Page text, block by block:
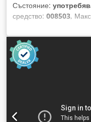
Състояние:
средство: 008503,
mm Максимална
Hcd Ee Aa Tskr
диск: 80 mm Брой